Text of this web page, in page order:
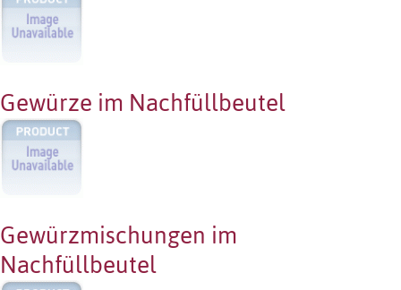
Gewürze im Nachfüllbeutel
Gewürzmischungen im
Nachfüllbeutel